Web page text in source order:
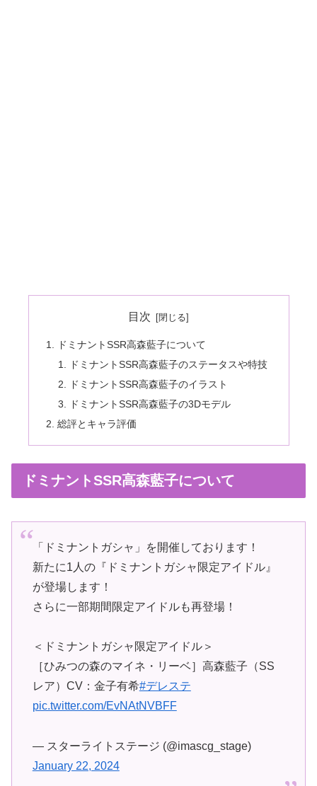
目次
ドミナントSSR高森藍子について
ドミナントSSR高森藍子のステータスや特技
ドミナントSSR高森藍子のイラスト
ドミナントSSR高森藍子の3Dモデル
総評とキャラ評価
ドミナントSSR高森藍子について
「ドミナントガシャ」を開催しております！
新たに1人の『ドミナントガシャ限定アイドル』
が登場します！
さらに一部期間限定アイドルも再登場！
＜ドミナントガシャ限定アイドル＞
［ひみつの森のマイネ・リーベ］高森藍子（SS
レア）CV：金子有希#デレステ
pic.twitter.com/EvNAtNVBFF
— スターライトステージ (@imascg_stage)
January 22, 2024